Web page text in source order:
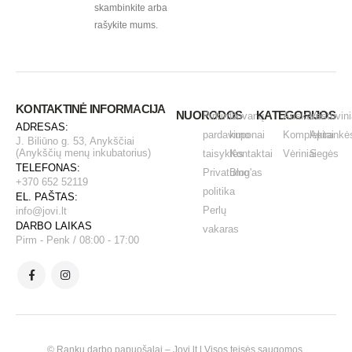
skambinkite arba
rašykite mums.
KONTAKTINĖ INFORMACIJA
ADRESAS:
J. Biliūno g. 53, Anykščiai
(Anykščių menų inkubatorius)
TELEFONAS:
+370 652 52119
EL. PAŠTAS:
info@jovi.lt
DARBO LAIKAS
Pirm - Penk / 08:00 - 17:00
NUORODOS
Pirkimo -
pardavimo
taisyklės
Privatumo
politika
Perlų
vakaras
Dovanų
kuponai
Kontaktai
Blog'as
KATEGORIJOS
Auskarai
Komplektai
VėriniaiSegės
© Rankų darbo papuošalai – Jovi.lt | Visos teisės saugomos.